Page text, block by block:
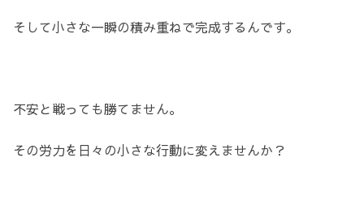
そして小さな一瞬の積み重ねで完成するんです。
不安と戦っても勝てません。
その労力を日々の小さな行動に変えませんか？